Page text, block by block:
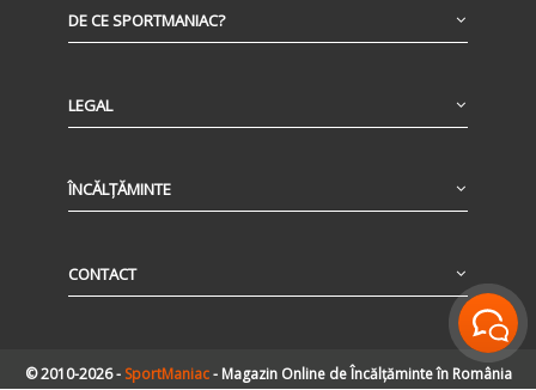
DE CE SPORTMANIAC?
LEGAL
ÎNCĂLȚĂMINTE
CONTACT
© 2010-2026 - SportManiac- Magazin Online de Încălțăminte în România